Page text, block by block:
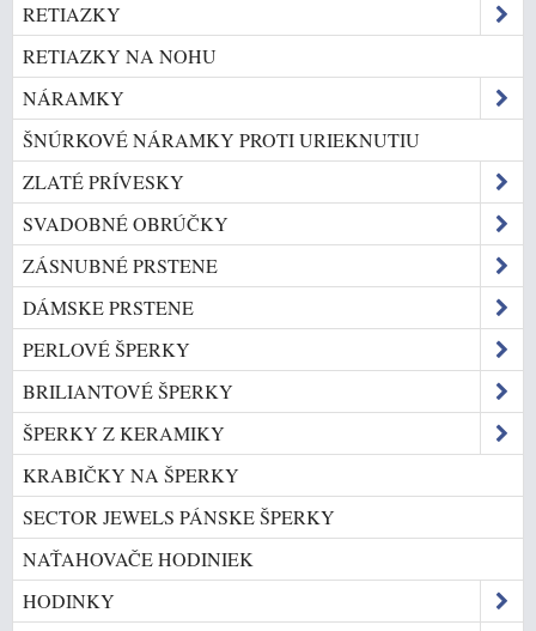
RETIAZKY
RETIAZKY NA NOHU
NÁRAMKY
ŠNÚRKOVÉ NÁRAMKY PROTI URIEKNUTIU
ZLATÉ PRÍVESKY
SVADOBNÉ OBRÚČKY
ZÁSNUBNÉ PRSTENE
DÁMSKE PRSTENE
PERLOVÉ ŠPERKY
BRILIANTOVÉ ŠPERKY
ŠPERKY Z KERAMIKY
KRABIČKY NA ŠPERKY
SECTOR JEWELS PÁNSKE ŠPERKY
NAŤAHOVAČE HODINIEK
HODINKY